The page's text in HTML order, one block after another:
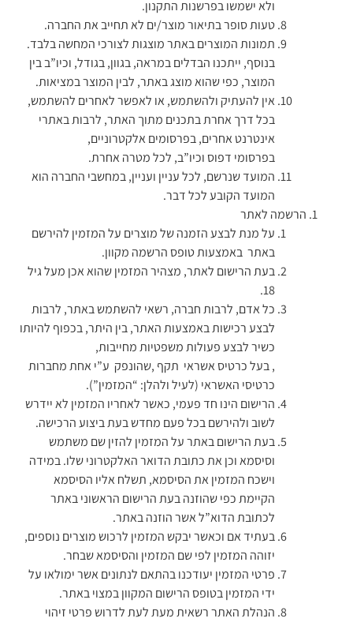
ולא ישמשו בפרשנות התקנון.
טעות סופר בתיאור מוצר/ים לא תחייב את החברה.
תמונות המוצרים באתר מוצגות לצורכי המחשה בלבד.
בנוסף, ייתכנו הבדלים במראה, בגוון, בגודל, וכיו”ב בין
המוצר, כפי שהוא מוצג באתר, לבין המוצר במציאות.
אין להעתיק ולהשתמש, או לאפשר לאחרים להשתמש,
בכל דרך אחרת בתכנים מתוך האתר, לרבות באתרי
אינטרנט אחרים, בפרסומים אלקטרוניים,
בפרסומי דפוס וכיו”ב, לכל מטרה אחרת.
המועד שנרשם, לכל עניין ועניין, במחשבי החברה הוא
המועד הקובע לכל דבר.
הרשמה לאתר
על מנת לבצע הזמנה של מוצרים על המזמין להירשם
באתר באמצעות טופס הרשמה מקוון.
בעת הרישום לאתר, מצהיר המזמין שהוא אכן מעל גיל
18.
כל אדם, לרבות חברה, רשאי להשתמש באתר, לרבות
לבצע רכישות באמצעות האתר, בין היתר, בכפוף להיותו
כשיר לבצע פעולות משפטיות מחייבות,
, בעל כרטיס אשראי תקף ,שהונפק ע”י אחת מחברות
כרטיסי האשראי (לעיל ולהלן: “המזמין”).
הרישום הינו חד פעמי, כאשר לאחריו המזמין לא יידרש
לשוב ולהירשם בכל פעם מחדש בעת ביצוע הרכישה.
בעת הרישום באתר על המזמין להזין שם משתמש
וסיסמא וכן את כתובת הדואר האלקטרוני שלו. במידה
וישכח המזמין את הסיסמא, תשלח אליו הסיסמא
הקיימת כפי שהוזנה בעת הרישום הראשוני באתר
לכתובת הדוא”ל אשר הוזנה באתר.
בעתיד אם וכאשר יבקש המזמין לרכוש מוצרים נוספים,
יזוהה המזמין לפי שם המזמין והסיסמא שבחר.
פרטי המזמין יעודכנו בהתאם לנתונים אשר ימולאו על
ידי המזמין בטופס הרישום המקוון במצוי באתר.
הנהלת האתר רשאית מעת לעת לדרוש פרטי זיהוי